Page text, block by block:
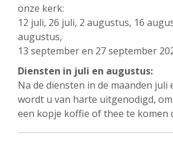
onze kerk:
12 juli, 26 juli, 2 augustus, 16
augustus,
13 september en 27 september
Diensten in juli en augustus:
Na de diensten in de maanden juli
wordt u van harte uitgenodigd,
een kopje koffie of thee te komen